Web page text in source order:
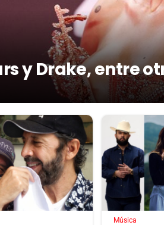
y Drake, entre
Música